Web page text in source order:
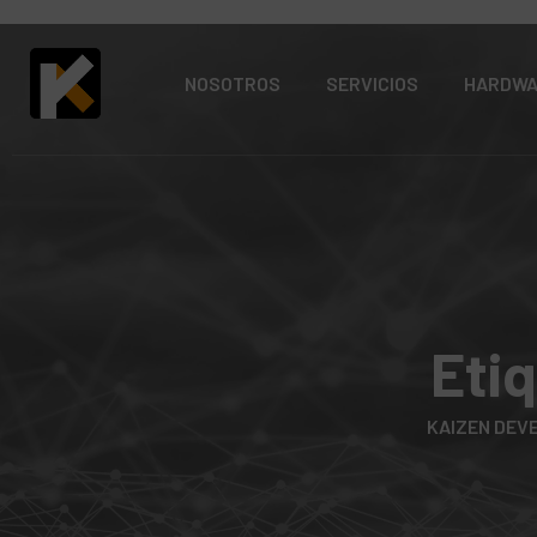
NOSOTROS SERVICIOS
KAIZEN